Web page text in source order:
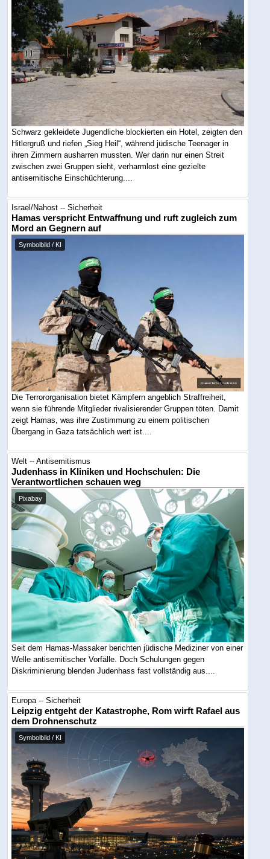
Schwarz gekleidete Jugendliche blockierten ein Hotel, zeigten den
Hitlergruß und riefen „Sieg Heil“, während jüdische Teenager in
ihren Zimmern ausharren mussten. Wer darin nur einen Streit
zwischen zwei Gruppen sieht, verharmlost eine gezielte
antisemitische Einschüchterung....
Israel/Nahost -- Sicherheit
Hamas verspricht Entwaffnung und ruft zugleich zum
Mord an Gegnern auf
Symbolbild / KI
Die Terrororganisation bietet Kämpfern angeblich Straffreiheit,
wenn sie führende Mitglieder rivalisierender Gruppen töten. Damit
zeigt Hamas, was ihre Zustimmung zu einem politischen
Übergang in Gaza tatsächlich wert ist....
Welt -- Antisemitismus
Judenhass in Kliniken und Hochschulen: Die
Verantwortlichen schauen weg
Pixabay
Seit dem Hamas-Massaker berichten jüdische Mediziner von einer
Welle antisemitischer Vorfälle. Doch Schulungen gegen
Diskriminierung blenden Judenhass fast vollständig aus....
Europa -- Sicherheit
Leipzig entgeht der Katastrophe, Rom wirft Rafael aus
dem Drohnenschutz
Symbolbild / KI